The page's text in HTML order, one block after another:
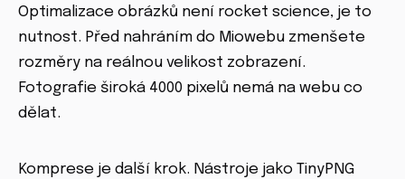
Optimalizace obrázků není rocket science, je to
nutnost. Před nahráním do Miowebu zmenšete
rozměry na reálnou velikost zobrazení.
Fotografie široká 4000 pixelů nemá na webu co
dělat.
Komprese je další krok. Nástroje jako TinyPNG